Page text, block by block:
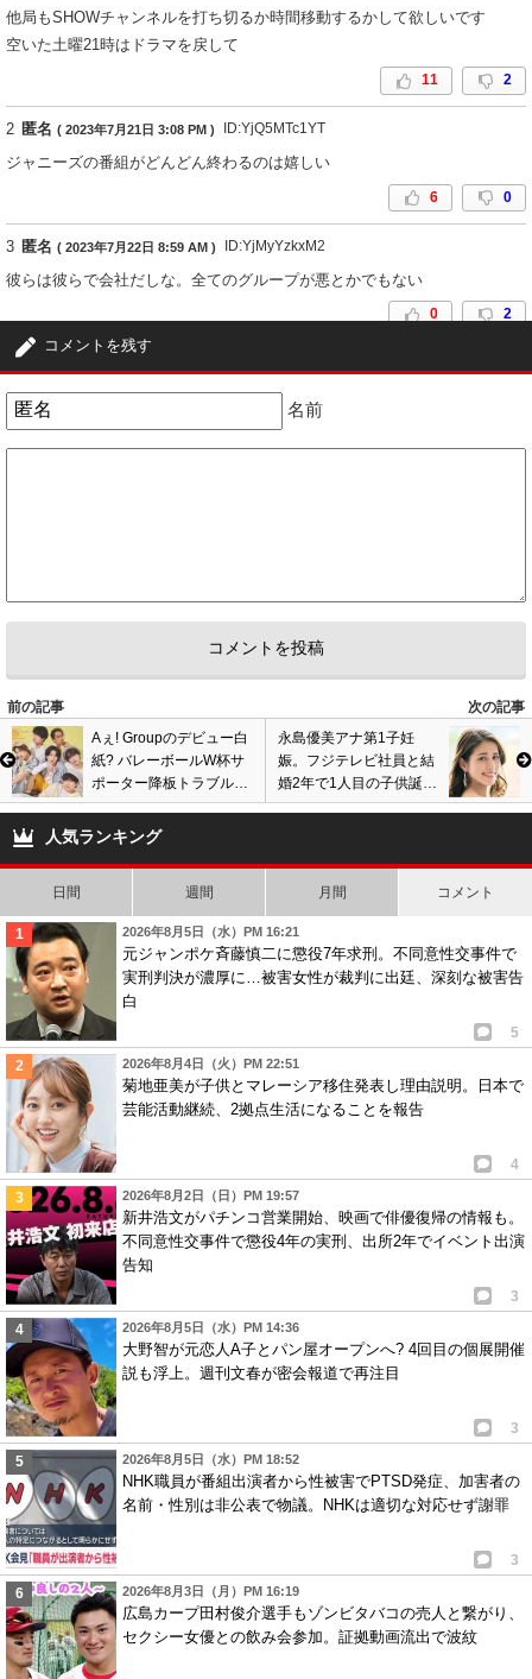
他局もSHOWチャンネルを打ち切るか時間移動するかして欲しいです
空いた土曜21時はドラマを戻して
11 2
2 匿名 ( 2023年7月21日 3:08 PM ) ID:YjQ5MTc1YT
ジャニーズの番組がどんどん終わるのは嬉しい
6 0
3 匿名 ( 2023年7月22日 8:59 AM ) ID:YjMyYzkxM2
彼らは彼らで会社だしな。全てのグループが悪とかでもない
0 2
ジャニーズが性加害問題と言うだけで、いっぺんに消えてほしい。
レた際にセットで。
況だからな。それこそ現在同枠後続の23時40分から放送されている報道番
組枠と枠交換して23時50分から放送した方が数字が取れそうだと思う。
6 匿名 ( 2023年8月1日 7:05 AM ) ID:OThiMDNhYT
※2
ホント、そうなってくれると嬉しいね♥
上層部がしっかりしないのは、郷ひろみのバーニングプロ移籍で生前メリ
コメントを残す
名前
前の記事
次の記事
Aぇ! Groupのデビュー白
紙? バレーボールW杯サ
ポーター降板トラブル、
性加害問題でジャニーズ
の起用中止に
永島優美アナ第1子妊
娠。フジテレビ社員と結
婚2年で1人目の子供誕生
予定発表。画像あり
人気ランキング
日間 週間 月間 コメント
2026年8月5日（水）PM 16:21
元ジャンポケ斉藤慎二に懲役7年求刑。不同意性交事件で
実刑判決が濃厚に…被害女性が裁判に出廷、深刻な被害告
白
5
2026年8月4日（火）PM 22:51
菊地亜美が子供とマレーシア移住発表し理由説明。日本で
芸能活動継続、2拠点生活になることを報告
4
2026年8月2日（日）PM 19:57
新井浩文がパチンコ営業開始、映画で俳優復帰の情報も。
不同意性交事件で懲役4年の実刑、出所2年でイベント出演
告知
3
2026年8月5日（水）PM 14:36
大野智が元恋人A子とパン屋オープンへ? 4回目の個展開催
説も浮上。週刊文春が密会報道で再注目
3
2026年8月5日（水）PM 18:52
NHK職員が番組出演者から性被害でPTSD発症、加害者の
名前・性別は非公表で物議。NHKは適切な対応せず謝罪
3
2026年8月3日（月）PM 16:19
広島カープ田村俊介選手もゾンビタバコの売人と繋がり、
セクシー女優との飲み会参加。証拠動画流出で波紋